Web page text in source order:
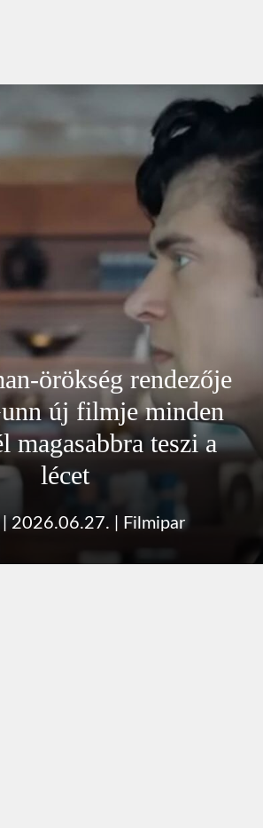
örökség rendezője
új filmje minden
magasabbra teszi a
lécet
2026.06.27. Filmipar